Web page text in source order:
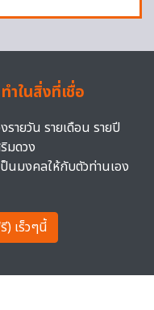
ำในสิ่งที่เชื่อ
รายวัน รายเดือน รายปี
มดวง
นมงคลให้กับตัวท่านเอง
) เร็วๆนี้